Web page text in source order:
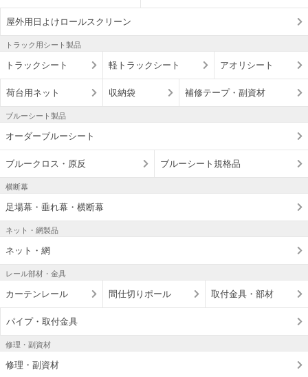
屋外用日よけロールスクリーン
トラック用シート製品
トラックシート 軽トラックシート アオリシート
荷台用ネット 収納袋 補修テープ・副資材
ブルーシート製品
オーダーブルーシート
ブルークロス・原反 ブルーシート規格品
横断幕
足場幕・垂れ幕・横断幕
ネット・網製品
ネット・網
レール部材・金具
カーテンレール 間仕切りポール 取付金具・部材
パイプ・取付金具
修理・副資材
修理・副資材